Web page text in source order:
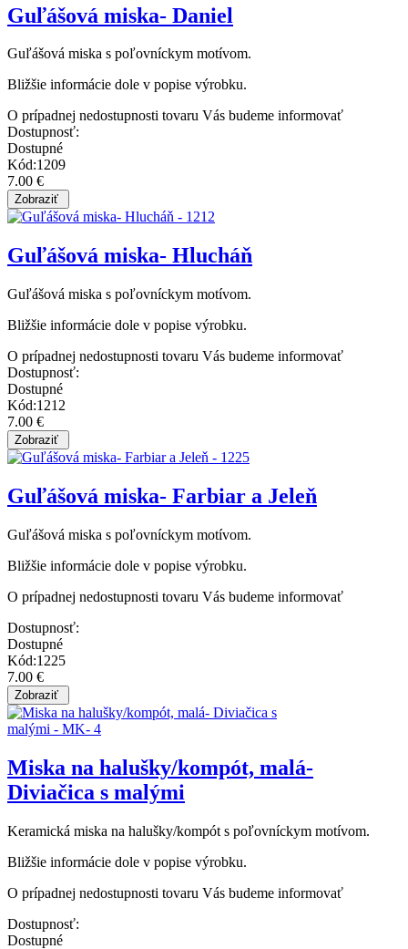
Guľášová miska- Daniel
Guľášová miska s poľovníckym motívom.
Bližšie informácie dole v popise výrobku.
O prípadnej nedostupnosti tovaru Vás budeme informovať
Dostupnosť:
Dostupné
Kód:1209
7.00 €
Guľášová miska- Hlucháň
Guľášová miska s poľovníckym motívom.
Bližšie informácie dole v popise výrobku.
O prípadnej nedostupnosti tovaru Vás budeme informovať
Dostupnosť:
Dostupné
Kód:1212
7.00 €
Guľášová miska- Farbiar a Jeleň
Guľášová miska s poľovníckym motívom.
Bližšie informácie dole v popise výrobku.
O prípadnej nedostupnosti tovaru Vás budeme informovať
Dostupnosť:
Dostupné
Kód:1225
7.00 €
Miska na halušky/kompót, malá-
Diviačica s malými
Keramická miska na halušky/kompót s poľovníckym motívom.
Bližšie informácie dole v popise výrobku.
O prípadnej nedostupnosti tovaru Vás budeme informovať
Dostupnosť:
Dostupné